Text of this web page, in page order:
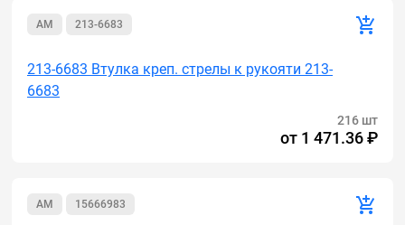
AM 213-6683
213-6683 Втулка креп. стрелы к рукояти 213-
6683
216 шт
от 1 471.36 ₽
AM 15666983